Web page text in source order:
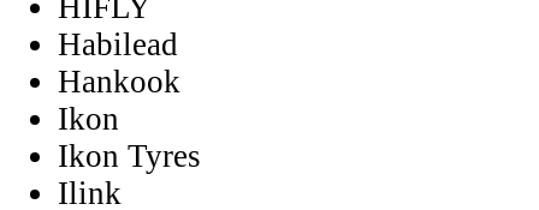
HIFLY
Habilead
Hankook
Ikon
Ikon Tyres
Ilink